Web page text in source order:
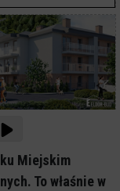
Miejskim
To właśnie w